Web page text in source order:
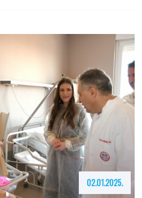
02.01.2025.